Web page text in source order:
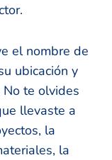
el nombre de
ubicación y
No te olvides
llevaste a
la
la